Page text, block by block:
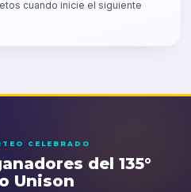
cuando inicie el siguiente
CELEBRADO
del 135°
Unison